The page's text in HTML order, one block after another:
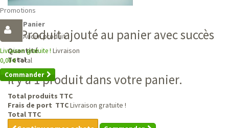
Promotions
Panier
Aucun produit
Livraison gratuite ! Livraison
0,00 €Total
Commander
Produit ajouté au panier avec succès
Quantité
Total
Il y a 1 produit dans votre panier.
Total produits TTC
Frais de port TTCLivraison gratuite !
Total TTC